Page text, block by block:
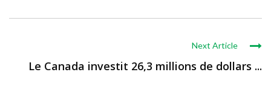
Next Article
Le Canada investit 26,3 millions de dollars ...